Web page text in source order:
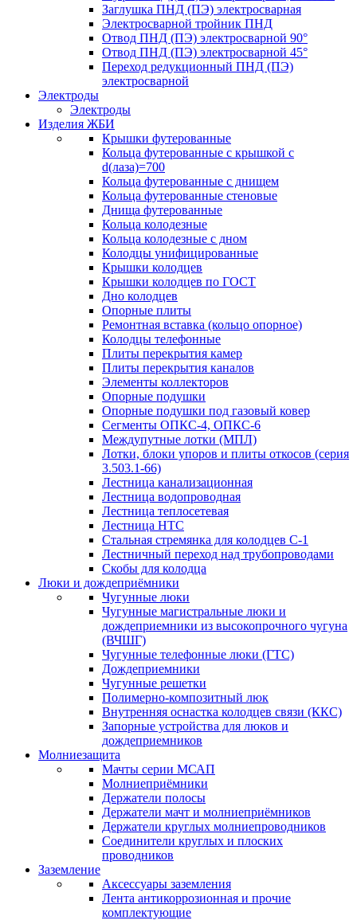
Заглушка ПНД (ПЭ) электросварная
Электросварной тройник ПНД
Отвод ПНД (ПЭ) электросварной 90°
Отвод ПНД (ПЭ) электросварной 45°
Переход редукционный ПНД (ПЭ)
электросварной
Электроды
Электроды
Изделия ЖБИ
Крышки футерованные
Кольца футерованные с крышкой с
d(лаза)=700
Кольца футерованные с днищем
Кольца футерованные стеновые
Днища футерованные
Кольца колодезные
Кольца колодезные с дном
Колодцы унифицированные
Крышки колодцев
Крышки колодцев по ГОСТ
Дно колодцев
Опорные плиты
Ремонтная вставка (кольцо опорное)
Колодцы телефонные
Плиты перекрытия камер
Плиты перекрытия каналов
Элементы коллекторов
Опорные подушки
Опорные подушки под газовый ковер
Сегменты ОПКС-4, ОПКС-6
Междупутные лотки (МПЛ)
Лотки, блоки упоров и плиты откосов (серия
3.503.1-66)
Лестница канализационная
Лестница водопроводная
Лестница теплосетевая
Лестница НТС
Стальная стремянка для колодцев С-1
Лестничный переход над трубопроводами
Скобы для колодца
Люки и дождеприёмники
Чугунные люки
Чугунные магистральные люки и
дождеприемники из высокопрочного чугуна
(ВЧШГ)
Чугунные телефонные люки (ГТС)
Дождеприемники
Чугунные решетки
Полимерно-композитный люк
Внутренняя оснастка колодцев связи (ККС)
Запорные устройства для люков и
дождеприемников
Молниезащита
Мачты серии МСАП
Молниеприёмники
Держатели полосы
Держатели мачт и молниеприёмников
Держатели круглых молниепроводников
Cоединители круглых и плоских
проводников
Заземление
Аксессуары заземления
Лента антикоррозионная и прочие
комплектующие